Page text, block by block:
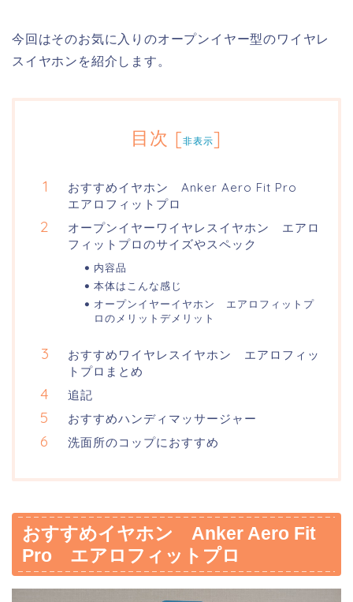
今回はそのお気に入りのオープンイヤー型のワイヤレ
スイヤホンを紹介します。
目次 [非表示]
おすすめイヤホン Anker Aero Fit Pro
エアロフィットプロ
オープンイヤーワイヤレスイヤホン エアロ
フィットプロのサイズやスペック
内容品
本体はこんな感じ
オープンイヤーイヤホン エアロフィットプ
ロのメリットデメリット
おすすめワイヤレスイヤホン エアロフィッ
トプロまとめ
追記
おすすめハンディマッサージャー
洗面所のコップにおすすめ
おすすめイヤホン Anker Aero Fit
Pro エアロフィットプロ